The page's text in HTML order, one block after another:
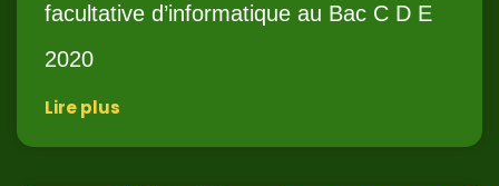
facultative d’informatique au Bac C D E
2020
Lire plus